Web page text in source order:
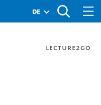
de
Lecture2Go